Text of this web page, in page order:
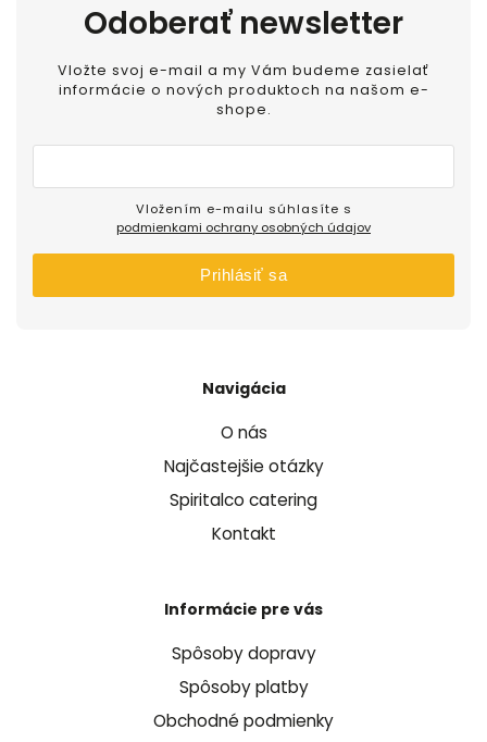
Navigácia
O nás
Najčastejšie otázky
Spiritalco catering
Kontakt
Informácie pre vás
Spôsoby dopravy
Spôsoby platby
Obchodné podmienky
Odoberať newsletter
Vložte svoj e-mail a my Vám budeme zasielať
informácie o nových produktoch na našom e-
shope.
podmienkami ochrany osobných údajov
Prihlásiť sa